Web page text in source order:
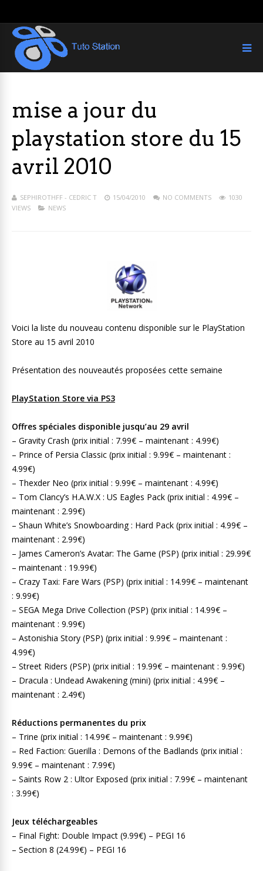
mise a jour du
playstation store du 15
avril 2010
SEPHIROTHFF - CEDRIC T 15/04/2010 NO COMMENTS
1030
VIEWS
NEWS
Voici la liste du nouveau contenu disponible sur le PlayStation
Store au 15 avril 2010
Présentation des nouveautés proposées cette semaine
PlayStation Store via PS3
Offres spéciales disponible jusqu’au 29 avril
– Gravity Crash (prix initial : 7.99€ – maintenant : 4.99€)
– Prince of Persia Classic (prix initial : 9.99€ – maintenant :
4.99€)
– Thexder Neo (prix initial : 9.99€ – maintenant : 4.99€)
– Tom Clancy’s H.A.W.X : US Eagles Pack (prix initial : 4.99€ –
maintenant : 2.99€)
– Shaun White’s Snowboarding : Hard Pack (prix initial : 4.99€ –
maintenant : 2.99€)
– James Cameron’s Avatar: The Game (PSP) (prix initial : 29.99€
– maintenant : 19.99€)
– Crazy Taxi: Fare Wars (PSP) (prix initial : 14.99€ – maintenant
: 9.99€)
– SEGA Mega Drive Collection (PSP) (prix initial : 14.99€ –
maintenant : 9.99€)
– Astonishia Story (PSP) (prix initial : 9.99€ – maintenant :
4.99€)
– Street Riders (PSP) (prix initial : 19.99€ – maintenant : 9.99€)
– Dracula : Undead Awakening (mini) (prix initial : 4.99€ –
maintenant : 2.49€)
Réductions permanentes du prix
– Trine (prix initial : 14.99€ – maintenant : 9.99€)
– Red Faction: Guerilla : Demons of the Badlands (prix initial :
9.99€ – maintenant : 7.99€)
– Saints Row 2 : Ultor Exposed (prix initial : 7.99€ – maintenant
: 3.99€)
Jeux téléchargeables
– Final Fight: Double Impact (9.99€) – PEGI 16
– Section 8 (24.99€) – PEGI 16